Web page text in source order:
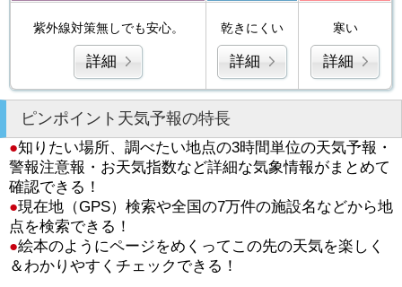
紫外線対策無しでも安心。
詳細
乾きにくい
詳細
寒い
詳細
ピンポイント天気予報の特長
●知りたい場所、調べたい地点の3時間単位の天気予報・
警報注意報・お天気指数など詳細な気象情報がまとめて
確認できる！
●現在地（GPS）検索や全国の7万件の施設名などから地
点を検索できる！
●絵本のようにページをめくってこの先の天気を楽しく
＆わかりやすくチェックできる！